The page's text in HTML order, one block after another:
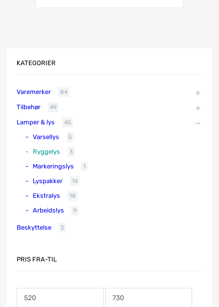
KATEGORIER
Varemerker 84
Tilbehør 49
Lamper & lys 45
Varsellys 5
Ryggelys 3
Markeringslys 1
Lyspakker 14
Ekstralys 18
Arbeidslys 9
Beskyttelse 2
PRIS FRA-TIL